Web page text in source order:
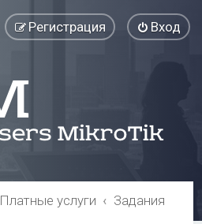
Вход
Регистрация
Платные услуги Задания